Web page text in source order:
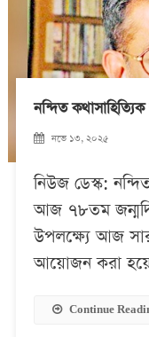
নন্দিত
নভে ১৩, ২০২৫
নিউজ ডেস্ক:
আজ ৭৮তম
উপলক্ষ্যে আজ
আয়োজন করা
Continue